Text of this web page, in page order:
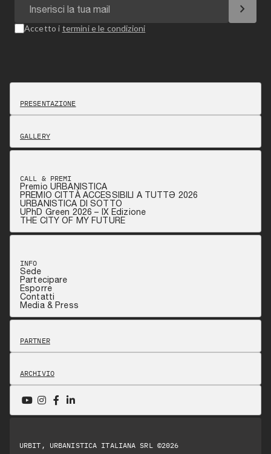
chevron_right
Accetto i termini e le condizioni
PRESENTAZIONE
GALLERY
CALL & PREMI
Premio URBANISTICA
PREMIO CITTÀ ACCESSIBILI A TUTTƏ 2026
URBANISTICA DI SOTTO
UPhD Green 2026 – IX Edizione
THE CITY OF MY FUTURE
INFO
Sede
Partecipare
Esporre
Contatti
Media & Press
PARTNER
ARCHIVIO
URBIT, URBANISTICA ITALIANA SRL ©2026